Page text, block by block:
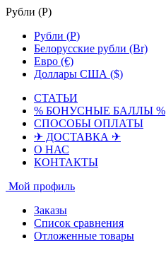
Рубли (Р)
Рубли (Р)
Белорусские рубли (Br)
Евро (€)
Доллары США ($)
СТАТЬИ
% БОНУСНЫЕ БАЛЛЫ %
СПОСОБЫ ОПЛАТЫ
✈ ДОСТАВКА ✈
О НАС
КОНТАКТЫ
Мой профиль
Заказы
Список сравнения
Отложенные товары